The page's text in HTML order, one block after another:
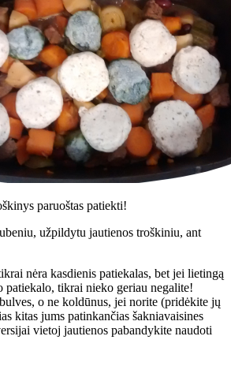
paruoštas patiekti!
nėra kasdienis patiekalas, bet jei lietingą
patiekalo, tikrai nieko geriau negalite!
o ne koldūnus, jei norite (pridėkite jų
kitas jums patinkančias šakniavaisines
vietoj jautienos pabandykite naudoti